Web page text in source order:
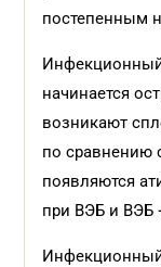
постепенным
начинается
возникают
по сравнению
появляются
при ВЭБ и ВЭБ